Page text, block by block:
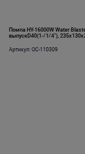
Помпа HY-16000W Water
выпускD40(1-/1/4"),
Артикул: OC-110309